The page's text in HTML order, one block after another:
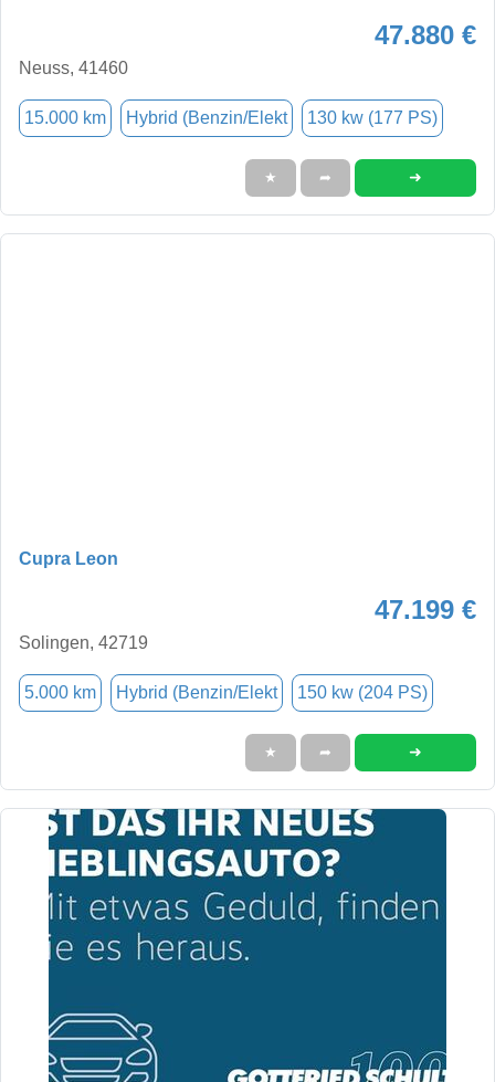
47.880 €
Neuss, 41460
15.000 km Hybrid (Benzin/Elekt 130 kw (177 PS)
★ ➦ ➜
Cupra Leon
47.199 €
Solingen, 42719
5.000 km Hybrid (Benzin/Elekt 150 kw (204 PS)
★ ➦ ➜